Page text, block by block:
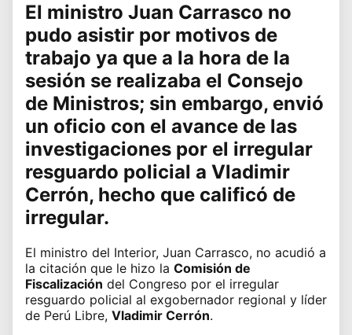
El ministro Juan Carrasco no
pudo asistir por motivos de
trabajo ya que a la hora de la
sesión se realizaba el Consejo
de Ministros; sin embargo, envió
un oficio con el avance de las
investigaciones por el irregular
resguardo policial a Vladimir
Cerrón, hecho que calificó de
irregular.
El ministro del Interior, Juan Carrasco, no acudió a
la citación que le hizo la Comisión de
Fiscalización del Congreso por el irregular
resguardo policial al exgobernador regional y líder
de Perú Libre, Vladimir Cerrón.